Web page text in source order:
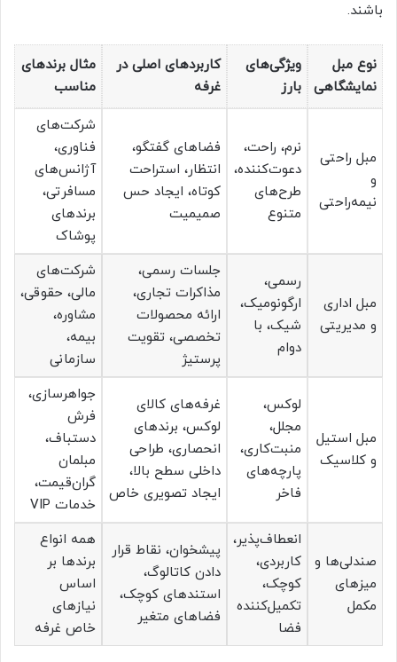
باشند.
نوع مبل
نمایشگاهی
ویژگی‌های
بارز
کاربردهای اصلی در
غرفه
مثال برندهای
مناسب
مبل راحتی
و
نیمه‌راحتی
نرم، راحت،
دعوت‌کننده،
طرح‌های
متنوع
فضاهای گفتگو،
انتظار، استراحت
کوتاه، ایجاد حس
صمیمیت
شرکت‌های
فناوری،
آژانس‌های
مسافرتی،
برندهای
پوشاک
مبل اداری
و مدیریتی
رسمی،
ارگونومیک،
شیک، با
دوام
جلسات رسمی،
مذاکرات تجاری،
ارائه محصولات
تخصصی، تقویت
پرستیژ
شرکت‌های
مالی، حقوقی،
مشاوره،
بیمه،
سازمانی
مبل استیل
و کلاسیک
لوکس،
مجلل،
منبت‌کاری،
پارچه‌های
فاخر
غرفه‌های کالای
لوکس، برندهای
انحصاری، طراحی
داخلی سطح بالا،
ایجاد تصویری خاص
جواهرسازی،
فرش
دستباف،
مبلمان
گران‌قیمت،
خدمات VIP
صندلی‌ها و
میزهای
مکمل
انعطاف‌پذیر،
کاربردی،
کوچک،
تکمیل‌کننده
فضا
پیشخوان، نقاط قرار
دادن کاتالوگ،
استندهای کوچک،
فضاهای متغیر
همه انواع
برندها بر
اساس
نیازهای
خاص غرفه